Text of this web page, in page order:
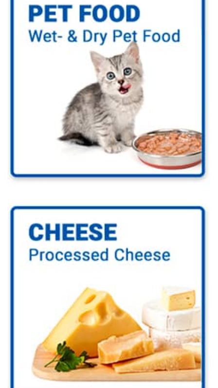
Go to Pet Food Industry
Go to Cheese Industry